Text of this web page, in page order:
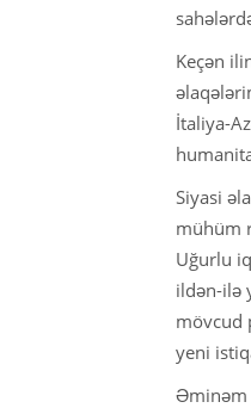
Keçən
İtaliya-
Siyasi
mühüm
Uğurlu
ildən-ilə
mövcud
yeni
Əminəm